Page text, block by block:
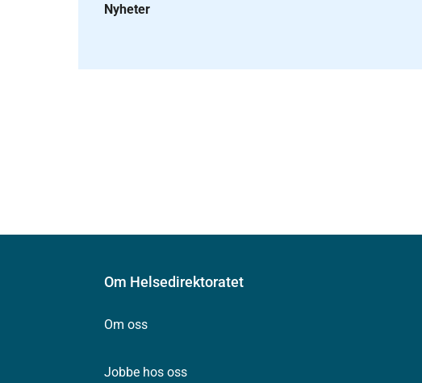
Nyheter
Om Helsedirektoratet
Om oss
Jobbe hos oss